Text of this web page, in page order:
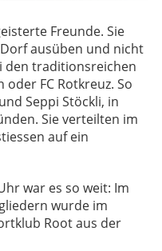
Freunde. Sie
ausüben und nicht
den traditionsreichen
oder FC Rotkreuz. So
Seppi Stöckli, in
Sie verteilten im
auf ein
war es so weit: Im
wurde im
Root aus der